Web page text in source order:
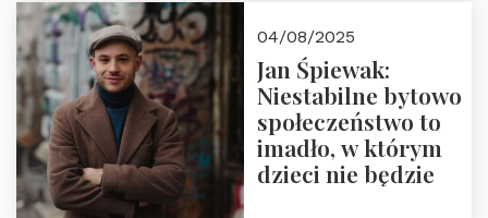
Nawrockiego
04/08/2025
Jan Śpiewak:
Niestabilne bytowo
społeczeństwo to
imadło, w którym
dzieci nie będzie